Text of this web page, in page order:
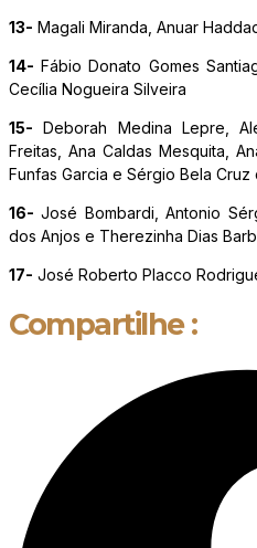
13- Magali Miranda, Anuar
14- Fábio Donato Gomes
Cecília Nogueira Silveira
15- Deborah Medina Lepre,
Freitas, Ana Caldas Mesquita,
Funfas Garcia e Sérgio Bela Cruz
16- José Bombardi, Antonio
dos Anjos e Therezinha Dias
17- José Roberto Placco
Compartilhe :